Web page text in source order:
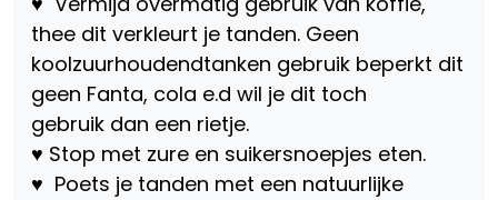
thee dit verkleurt je tanden. Geen
koolzuurhoudendtanken gebruik beperkt dit
geen Fanta, cola e.d wil je dit toch
gebruik dan een rietje.
♥ Stop met zure en suikersnoepjes eten.
♥ Poets je tanden met een natuurlijke